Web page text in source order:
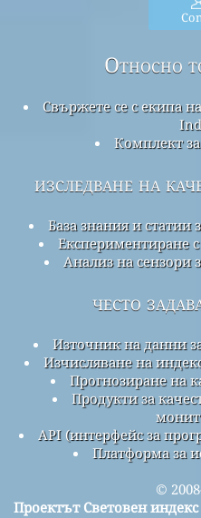
Относно
Свържете се с екипа
Комплект
изследване на
База знания и статии
Експериментиране
Анализ на сензори
често
Източник на данни
Изчисляване на
Прогнозиране на
Продукти за
API (интерфейс за
Платформа за
©
Проектът Световен